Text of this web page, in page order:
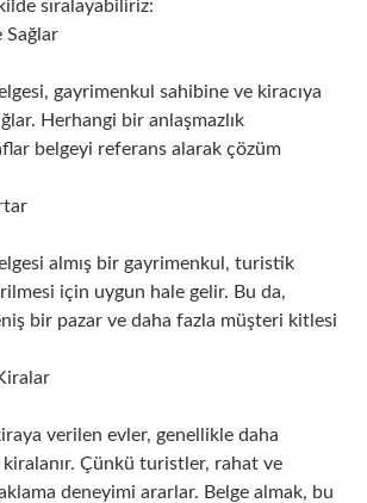
sıralayabiliriz:
Sağlar
gayrimenkul sahibine ve kiracıya
Herhangi bir anlaşmazlık
belgeyi referans alarak çözüm
almış bir gayrimenkul, turistik
için uygun hale gelir. Bu da,
bir pazar ve daha fazla müşteri kitlesi
verilen evler, genellikle daha
Çünkü turistler, rahat ve
deneyimi ararlar. Belge almak, bu